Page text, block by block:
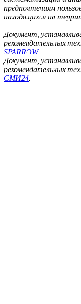
предпочтениям
находящихся на
Документ,
рекомендательных
SPARROW.
Документ,
рекомендательных
СМИ24.